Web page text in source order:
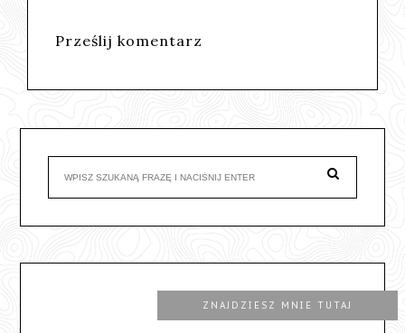
Prześlij komentarz
ZNAJDZIESZ MNIE TUTAJ